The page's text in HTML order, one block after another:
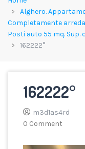
Alghero.
Completamente
Posti auto 55 mq. Sup.
162222°
162222°
m3d1as4rd
0 Comment